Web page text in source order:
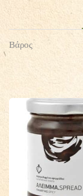
Βάρος